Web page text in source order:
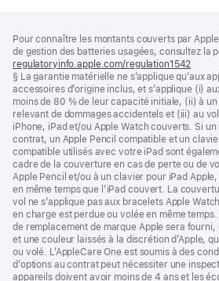
de
page
de
bas
de
page
Pour connaître les montants couverts par
de gestion des batteries usagées, consultez la
regulatoryinfo.apple.com/regulation1542
dans
une
§ La garantie matérielle ne s’applique qu’aux
accessoires d’origine inclus, et s’applique (i)
moins de 80 % de leur capacité initiale, (ii) à
relevant de dommages accidentels et (iii) au
iPhone, iPad et/ou Apple Watch couverts. Si
contrat, un Apple Pencil compatible et un
compatible utilisés avec votre iPad sont
cadre de la couverture en cas de perte ou de
Apple Pencil et/ou à un clavier pour iPad
en même temps que l’iPad couvert. La
vol ne s’applique pas aux bracelets Apple
en charge est perdue ou volée en même
de remplacement de marque Apple sera
et une couleur laissés à la discrétion d’Apple,
ou volé. L’AppleCare One est soumis à des
d’options au contrat peut nécessiter une
appareils doivent avoir moins de 4 ans et les